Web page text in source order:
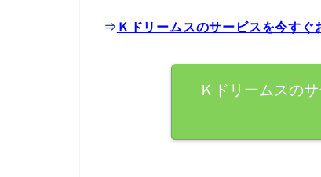
⇒ Ｋドリームスのサービスを今すぐ
Ｋドリームスの